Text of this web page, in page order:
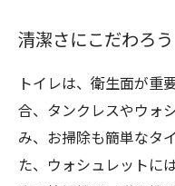
清潔さにこだわろう
トイレは、衛生面が重
合、タンクレスやウォ
み、お掃除も簡単なタ
た、ウォシュレットに